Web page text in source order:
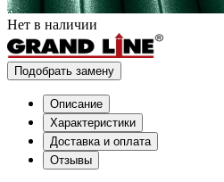
Нет в наличии
Подобрать замену
Описание
Характеристики
Доставка и оплата
Отзывы